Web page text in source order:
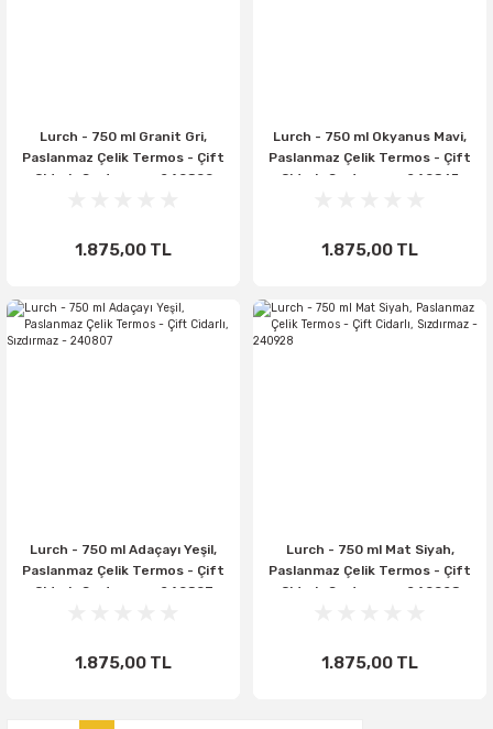
Lurch - 750 ml Granit Gri,
Paslanmaz Çelik Termos - Çift
Cidarlı, Sızdırmaz - 240809
1.875,00 TL
Lurch - 750 ml Okyanus Mavi,
Paslanmaz Çelik Termos - Çift
Cidarlı, Sızdırmaz - 240865
1.875,00 TL
Lurch - 750 ml Adaçayı Yeşil,
Paslanmaz Çelik Termos - Çift
Cidarlı, Sızdırmaz - 240807
1.875,00 TL
Lurch - 750 ml Mat Siyah,
Paslanmaz Çelik Termos - Çift
Cidarlı, Sızdırmaz - 240928
1.875,00 TL